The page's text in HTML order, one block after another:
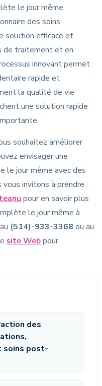
des
soins post-
le jour même
des soins
solution efficace et
de traitement et en
innovant permet
rapide et
la qualité de vie
une solution rapide
souhaitez améliorer
envisager une
le jour même avec des
invitons à prendre
pour en savoir plus
le jour même à
(514)-933-3368 ou au
site Webpour